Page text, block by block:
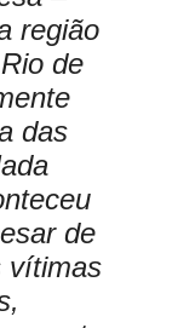
região
de
das
de
vítimas